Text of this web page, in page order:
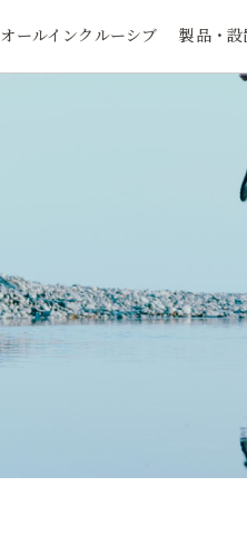
オールインクルーシブ 製品・設